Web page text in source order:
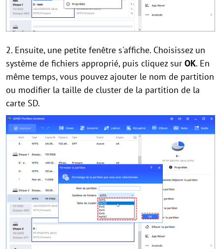
2. Ensuite, une petite fenêtre s'affiche. Choisissez un
système de fichiers approprié, puis cliquez sur OK. En
même temps, vous pouvez ajouter le nom de partition
ou modifier la taille de cluster de la partition de la
carte SD.